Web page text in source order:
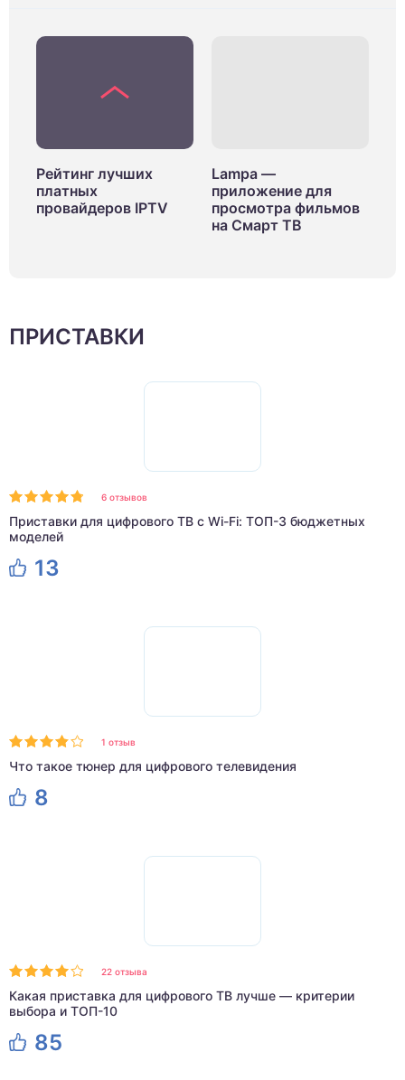
Рейтинг лучших
платных
провайдеров IPTV
Lampa —
приложение для
просмотра фильмов
на Смарт ТВ
ПРИСТАВКИ
6 отзывов
Приставки для цифрового ТВ с Wi-Fi: ТОП-3 бюджетных
моделей
13
1 отзыв
Что такое тюнер для цифрового телевидения
8
22 отзыва
Какая приставка для цифрового ТВ лучше — критерии
выбора и ТОП-10
85